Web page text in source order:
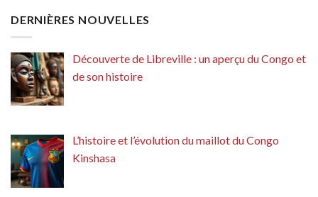
DERNIÈRES NOUVELLES
Découverte de Libreville : un aperçu du Congo et
de son histoire
L’histoire et l’évolution du maillot du Congo
Kinshasa